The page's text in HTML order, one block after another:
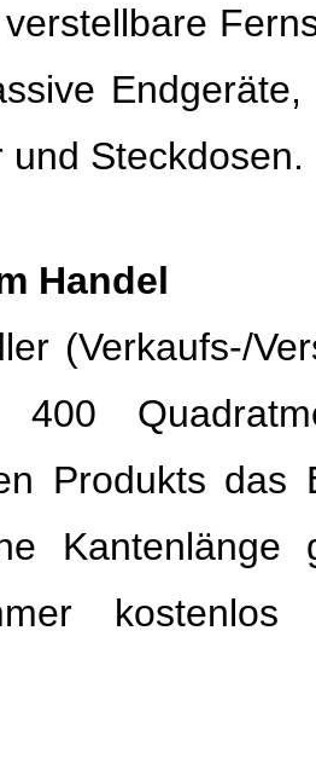
und Steckdosen.
Handel
(Verkaufs-/
Produkts das
kostenlos